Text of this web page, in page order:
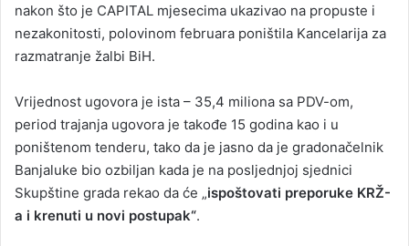
nakon što je CAPITAL mjesecima ukazivao na propuste i
nezakonitosti, polovinom februara poništila Kancelarija za
razmatranje žalbi BiH.
Vrijednost ugovora je ista – 35,4 miliona sa PDV-om,
period trajanja ugovora je takođe 15 godina kao i u
poništenom tenderu, tako da je jasno da je gradonačelnik
Banjaluke bio ozbiljan kada je na posljednjoj sjednici
Skupštine grada rekao da će „ispoštovati preporuke KRŽ-
a i krenuti u novi postupak“.